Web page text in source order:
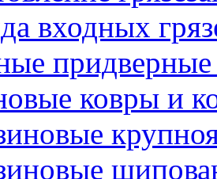
входных
ковры и